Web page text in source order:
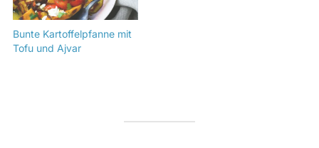
Bunte Kartoffelpfanne mit
Tofu und Ajvar